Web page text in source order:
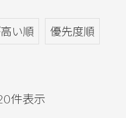
い順 優先度順
件表示